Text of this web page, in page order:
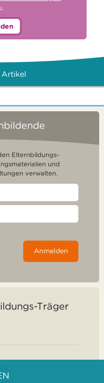
Artikel
Elternbildungs-
und
verwalten.
Anmelden
Träger